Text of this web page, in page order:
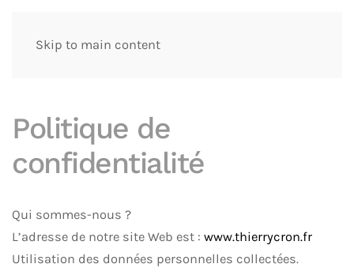
Skip to main content
Politique de
confidentialité
Qui sommes-nous ?
L’adresse de notre site Web est : www.thierrycron.fr
Utilisation des données personnelles collectées.